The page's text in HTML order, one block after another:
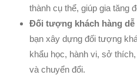
thành cụ thể, giúp gia tăng
Đối tượng khách hàng dễ
bạn xây dựng đối tượng
khẩu học, hành vi, sở
và chuyển đổi.